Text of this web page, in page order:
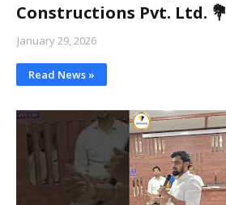
Constructions Pvt. Ltd. 💐
January 29, 2026
Read News »